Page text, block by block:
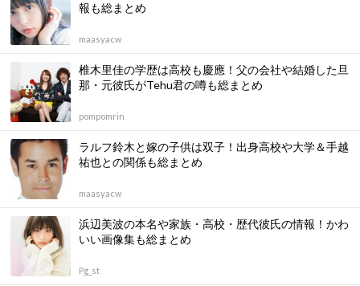
報も総まとめ
maasyacw
椎木里佳の学歴は高校も慶應！父の会社や結婚した旦
那・元彼氏がTehu君の噂も総まとめ
pompomrin
ラルフ鈴木と嫁の子供は双子！出身高校や大学＆手越
祐也との関係も総まとめ
maasyacw
浜辺美波の本名や家族・高校・歴代彼氏の情報！かわ
いい画像集も総まとめ
Pg_st